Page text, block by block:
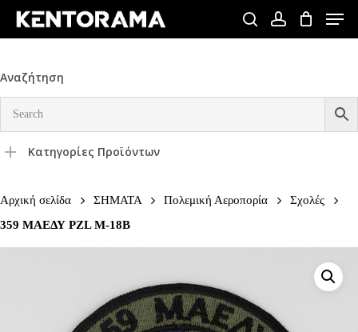
Skip
content
searchaccount
Menu
Αναζήτηση
Κατηγορίες Προϊόντων
Αρχική σελίδα ΣΗΜΑΤΑ Πολεμική Αεροπορία
Σχολές
359 ΜΑΕΔΥ PZL M-18B